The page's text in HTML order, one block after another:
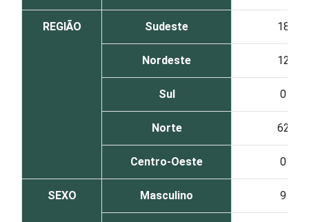
REGIÃO Sudeste 18
Nordeste 12
Sul 0
Norte 62
Centro-Oeste 0
SEXO Masculino 9